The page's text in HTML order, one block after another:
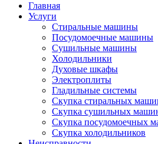
Главная
Услуги
Стиральные машины
Посудомоечные машины
Сушильные машины
Холодильники
Духовые шкафы
Электроплиты
Гладильные системы
Скупка стиральных
Скупка сушильных
Скупка посудомоечных
Скупка холодильников